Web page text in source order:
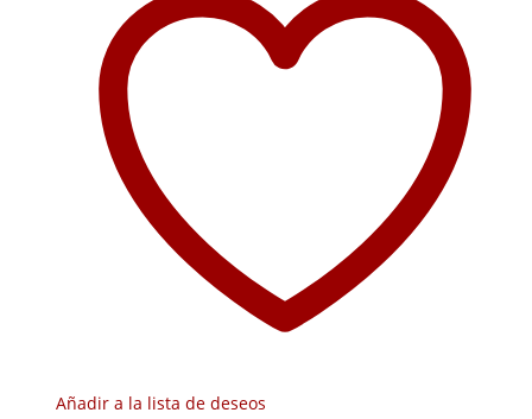
Añadir a la lista de deseos